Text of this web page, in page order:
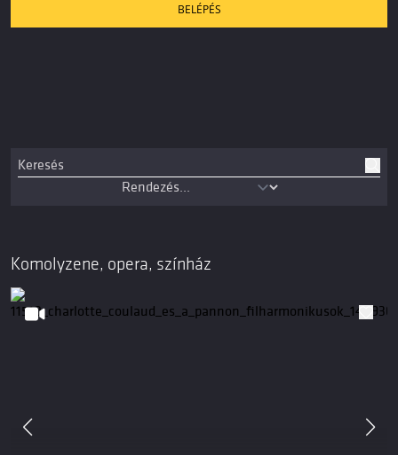
BELÉPÉS
Komolyzene, opera, színház